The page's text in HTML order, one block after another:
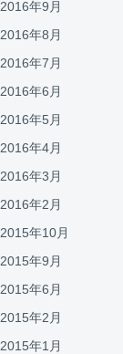
2016年9月
2016年8月
2016年7月
2016年6月
2016年5月
2016年4月
2016年3月
2016年2月
2015年10月
2015年9月
2015年6月
2015年2月
2015年1月